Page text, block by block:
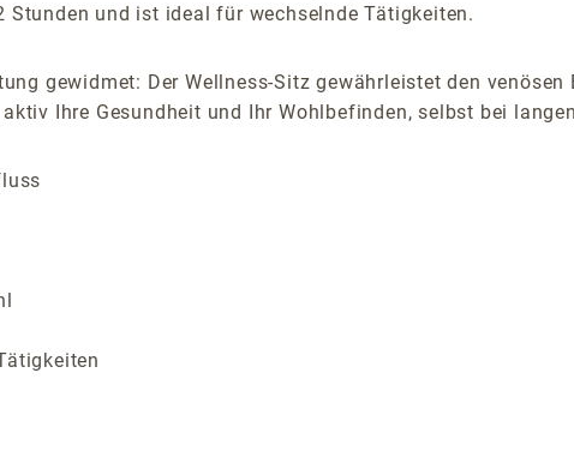
und ist ideal für wechselnde Tätigkeiten.
gewidmet: Der Wellness-Sitz gewährleistet den
Ihre Gesundheit und Ihr Wohlbefinden, selbst bei